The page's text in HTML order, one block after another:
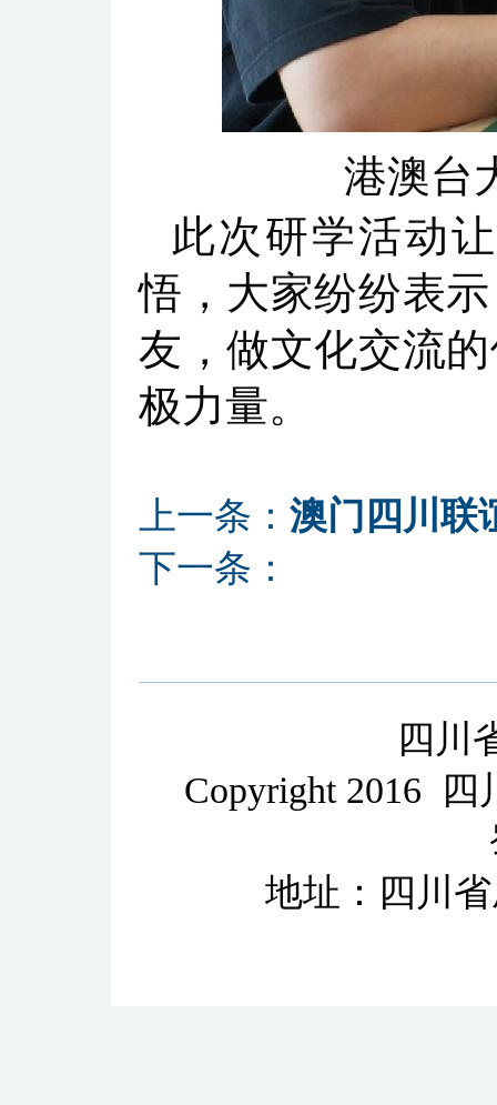
港澳台
此次研学活动
悟，大家纷纷表
友，做文化交流
极力量。
上一条： 澳门四川联
下一条：
四川
Copyright 2016 四
地址：四川省